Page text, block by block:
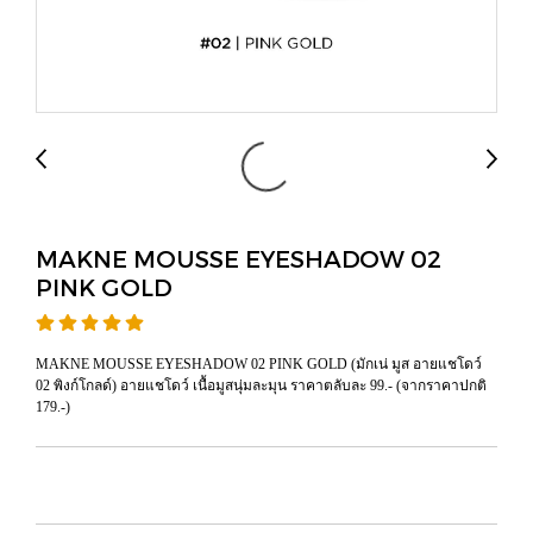
MAKNE MOUSSE EYESHADOW 02
PINK GOLD
MAKNE MOUSSE EYESHADOW 02 PINK GOLD (มักเน่ มูส อายแชโดว์
02 พิงก์โกลด์) อายแชโดว์ เนื้อมูสนุ่มละมุน ราคาตลับละ 99.- (จากราคาปกติ
179.-)